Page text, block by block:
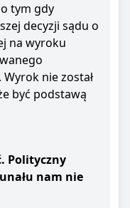
tym gdy
decyzji sądu o
na wyroku
Wyrok nie został
być podstawą
Polityczny
nam nie